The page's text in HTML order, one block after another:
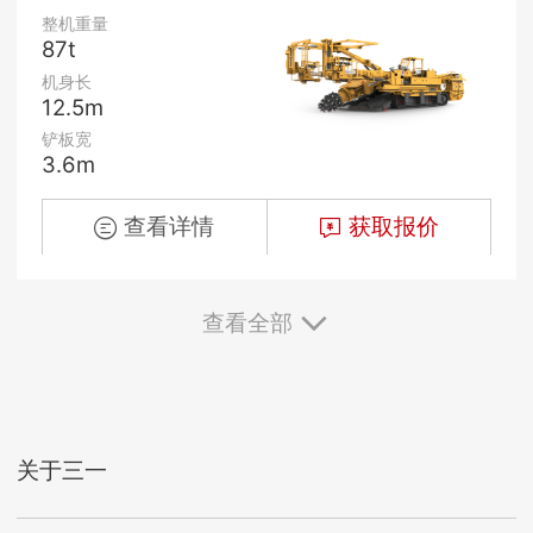
整机重量
87t
机身长
12.5m
铲板宽
3.6m
查看详情 获取报价
查看全部
关于三一